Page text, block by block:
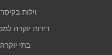
וילות
דירות יוקרה
בתי